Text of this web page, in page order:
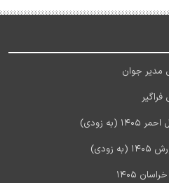
مدیر جوان
زودی)
1405